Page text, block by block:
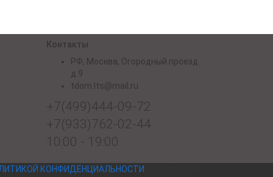
Контакты
РФ, Москва, Огородный проезд
д.9
tdom.lts@mail.ru
+7(499)444-09-72
+7(933)762-02-44
10:00 - 19:00
КОНФИДЕНЦИАЛЬНОСТИ